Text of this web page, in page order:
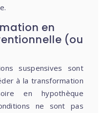
en
(ou
suspensives sont
à la transformation
en hypothèque
ne sont pas